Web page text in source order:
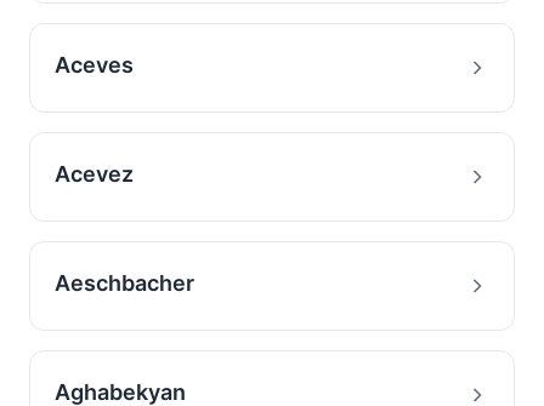
Aceves
Acevez
Aeschbacher
Aghabekyan